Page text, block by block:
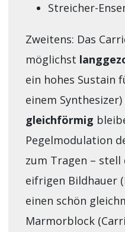
Streicher-
Zweitens: Das
möglichst
ein hohes Sustain
einem
gleichförmig
Pegelmodulation
zum Tragen –
eifrigen Bildhauer
einen schön
Marmorblock